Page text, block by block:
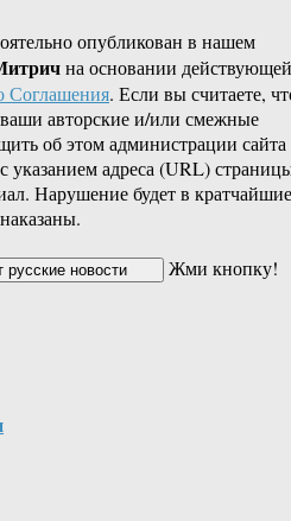
опубликован в нашем
на основании действующей
Соглашения. Если вы считаете,
авторские и/или смежные
об этом администрации сайта
с указанием адреса (URL)
Нарушение будет в кратчайшие
Жми кнопку!